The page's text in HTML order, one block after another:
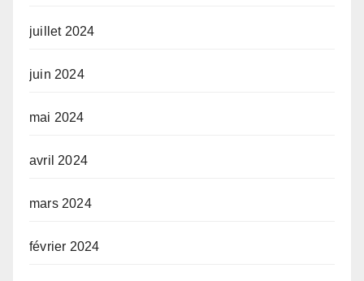
juillet 2024
juin 2024
mai 2024
avril 2024
mars 2024
février 2024